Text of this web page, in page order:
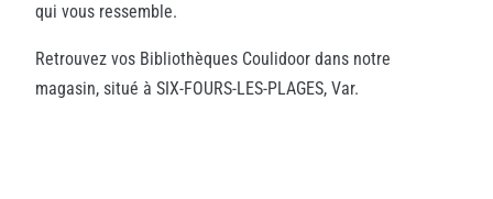
qui vous ressemble.
Retrouvez vos Bibliothèques Coulidoor dans notre
magasin, situé à SIX-FOURS-LES-PLAGES, Var.